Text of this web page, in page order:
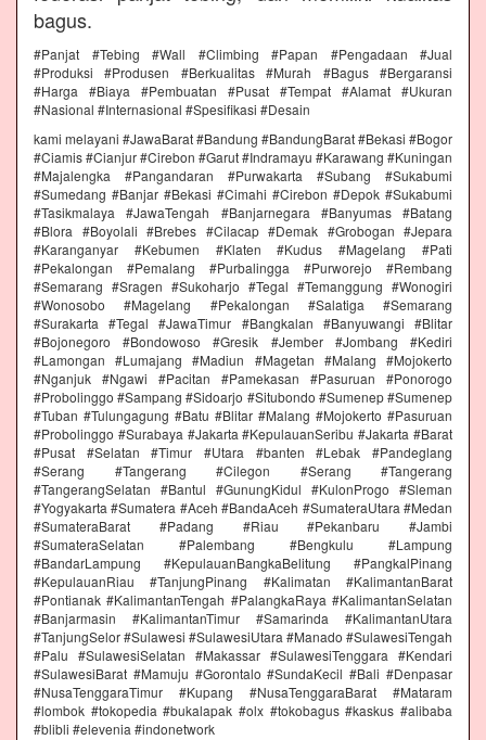
bagus.
#Panjat #Tebing #Wall #Climbing #Papan #Pengadaan #Jual
#Produksi #Produsen #Berkualitas #Murah #Bagus #Bergaransi
#Harga #Biaya #Pembuatan #Pusat #Tempat #Alamat #Ukuran
#Nasional #Internasional #Spesifikasi #Desain
kami melayani #JawaBarat #Bandung #BandungBarat #Bekasi #Bogor
#Ciamis #Cianjur #Cirebon #Garut #Indramayu #Karawang #Kuningan
#Majalengka #Pangandaran #Purwakarta #Subang #Sukabumi
#Sumedang #Banjar #Bekasi #Cimahi #Cirebon #Depok #Sukabumi
#Tasikmalaya #JawaTengah #Banjarnegara #Banyumas #Batang
#Blora #Boyolali #Brebes #Cilacap #Demak #Grobogan #Jepara
#Karanganyar #Kebumen #Klaten #Kudus #Magelang #Pati
#Pekalongan #Pemalang #Purbalingga #Purworejo #Rembang
#Semarang #Sragen #Sukoharjo #Tegal #Temanggung #Wonogiri
#Wonosobo #Magelang #Pekalongan #Salatiga #Semarang
#Surakarta #Tegal #JawaTimur #Bangkalan #Banyuwangi #Blitar
#Bojonegoro #Bondowoso #Gresik #Jember #Jombang #Kediri
#Lamongan #Lumajang #Madiun #Magetan #Malang #Mojokerto
#Nganjuk #Ngawi #Pacitan #Pamekasan #Pasuruan #Ponorogo
#Probolinggo #Sampang #Sidoarjo #Situbondo #Sumenep #Sumenep
#Tuban #Tulungagung #Batu #Blitar #Malang #Mojokerto #Pasuruan
#Probolinggo #Surabaya #Jakarta #KepulauanSeribu #Jakarta #Barat
#Pusat #Selatan #Timur #Utara #banten #Lebak #Pandeglang
#Serang #Tangerang #Cilegon #Serang #Tangerang
#TangerangSelatan #Bantul #GunungKidul #KulonProgo #Sleman
#Yogyakarta #Sumatera #Aceh #BandaAceh #SumateraUtara #Medan
#SumateraBarat #Padang #Riau #Pekanbaru #Jambi
#SumateraSelatan #Palembang #Bengkulu #Lampung
#BandarLampung #KepulauanBangkaBelitung #PangkalPinang
#KepulauanRiau #TanjungPinang #Kalimatan #KalimantanBarat
#Pontianak #KalimantanTengah #PalangkaRaya #KalimantanSelatan
#Banjarmasin #KalimantanTimur #Samarinda #KalimantanUtara
#TanjungSelor #Sulawesi #SulawesiUtara #Manado #SulawesiTengah
#Palu #SulawesiSelatan #Makassar #SulawesiTenggara #Kendari
#SulawesiBarat #Mamuju #Gorontalo #SundaKecil #Bali #Denpasar
#NusaTenggaraTimur #Kupang #NusaTenggaraBarat #Mataram
#lombok #tokopedia #bukalapak #olx #tokobagus #kaskus #alibaba
#blibli #elevenia #indonetwork